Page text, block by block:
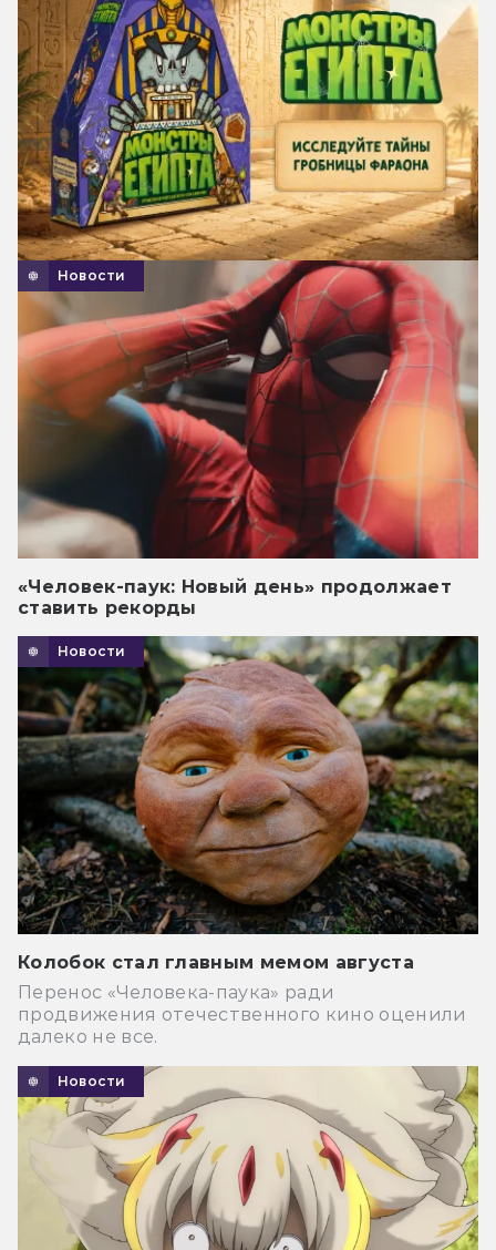
Новости
«Человек-паук: Новый день» продолжает
ставить рекорды
Новости
Колобок стал главным мемом августа
Перенос «Человека-паука» ради
продвижения отечественного кино оценили
далеко не все.
Новости